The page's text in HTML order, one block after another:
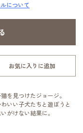
について
お気に入りに追加
を見つけたジョージ。
いい子犬たちと遊ぼうと
がけない結果に。